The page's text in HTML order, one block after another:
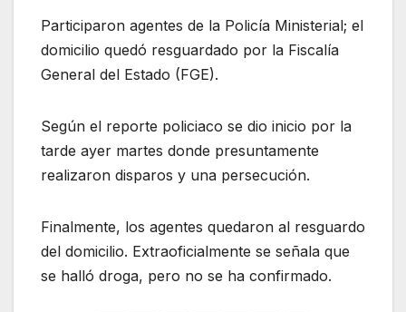
Participaron agentes de la Policía Ministerial; el
domicilio quedó resguardado por la Fiscalía
General del Estado (FGE).
Según el reporte policiaco se dio inicio por la
tarde ayer martes donde presuntamente
realizaron disparos y una persecución.
Finalmente, los agentes quedaron al resguardo
del domicilio. Extraoficialmente se señala que
se halló droga, pero no se ha confirmado.